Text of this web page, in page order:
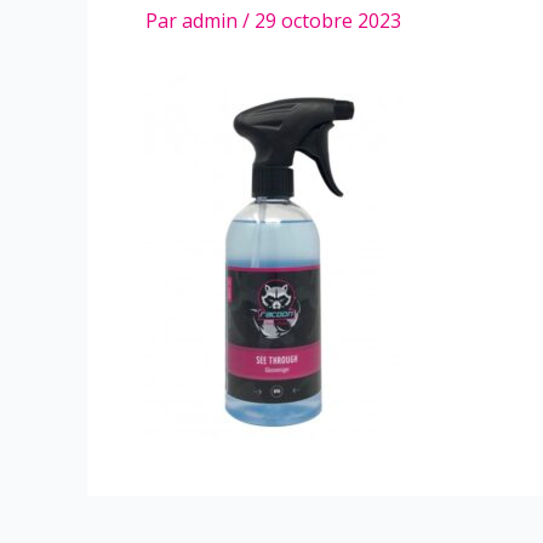
Paradmin / 29 octobre 2023